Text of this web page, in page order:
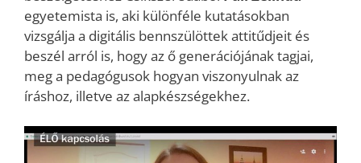
egyetemista is, aki különféle kutatásokban
vizsgálja a digitális bennszülöttek attitűdjeit és
beszél arról is, hogy az ő generációjának tagjai,
meg a pedagógusok hogyan viszonyulnak az
íráshoz, illetve az alapkészségekhez.